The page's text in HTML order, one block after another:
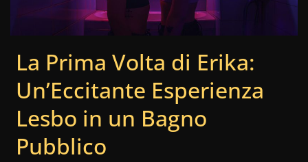
La Prima Volta di Erika:
Un’Eccitante Esperienza
Lesbo in un Bagno
Pubblico